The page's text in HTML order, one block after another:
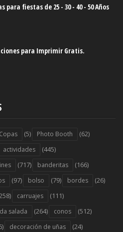
para fiestas de 25 - 30 - 40 - 50 Años
para Imprimir Gratis.
(5) Photo Booth (62)
actividades (445)
(717) banderitas (166)
(97) bolso (79) bordes (26)
carruajes (111)
salada (264) conos (512)
decoración de uñas (24)